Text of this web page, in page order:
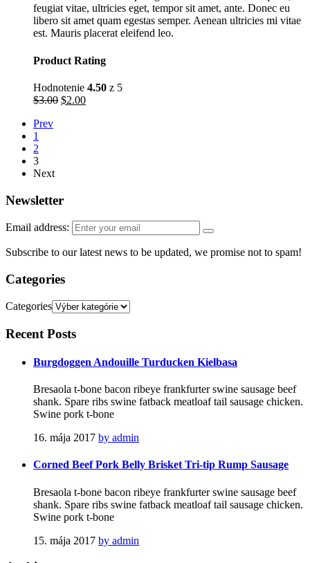
feugiat vitae, ultricies eget, tempor sit amet, ante. Donec eu
libero sit amet quam egestas semper. Aenean ultricies mi vitae
est. Mauris placerat eleifend leo.
Product Rating
Hodnotenie 4.50 z 5
$3.00 $2.00
Prev
1
2
3
Next
Newsletter
Email address:
Subscribe to our latest news to be updated, we promise not to spam!
Categories
Categories
Recent Posts
Burgdoggen Andouille Turducken Kielbasa
Bresaola t-bone bacon ribeye frankfurter swine sausage beef
shank. Spare ribs swine fatback meatloaf tail sausage chicken.
Swine pork t-bone
16. mája 2017 by admin
Corned Beef Pork Belly Brisket Tri-tip Rump Sausage
Bresaola t-bone bacon ribeye frankfurter swine sausage beef
shank. Spare ribs swine fatback meatloaf tail sausage chicken.
Swine pork t-bone
15. mája 2017 by admin